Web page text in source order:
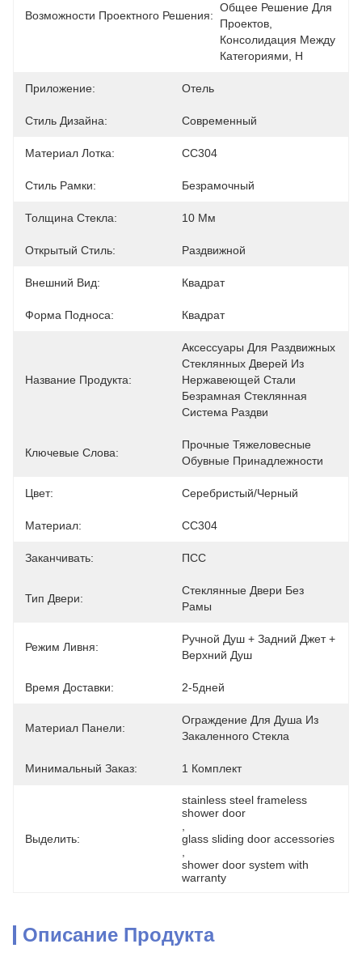
Возможности Проектного Решения:
Общее Решение Для
Проектов,
Консолидация Между
Категориями, Н
Приложение: Отель
Стиль Дизайна: Современный
Материал Лотка: СС304
Стиль Рамки: Безрамочный
Толщина Стекла: 10 Мм
Открытый Стиль: Раздвижной
Внешний Вид: Квадрат
Форма Подноса: Квадрат
Название Продукта:
Аксессуары Для Раздвижных
Стеклянных Дверей Из
Нержавеющей Стали
Безрамная Стеклянная
Система Раздви
Ключевые Слова:
Прочные Тяжеловесные
Обувные Принадлежности
Цвет: Серебристый/Черный
Материал: СС304
Заканчивать: ПСС
Тип Двери:
Стеклянные Двери Без
Рамы
Режим Ливня:
Ручной Душ + Задний Джет +
Верхний Душ
Время Доставки: 2-5дней
Материал Панели:
Ограждение Для Душа Из
Закаленного Стекла
Минимальный Заказ: 1 Комплект
Выделить:
stainless steel frameless
shower door
glass sliding door accessories
shower door system with
warranty
Описание Продукта